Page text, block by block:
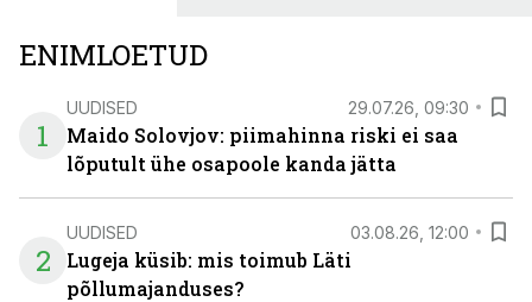
ENIMLOETUD
1
UUDISED 29.07.26, 09:30
Maido Solovjov: piimahinna riski ei saa
lõputult ühe osapoole kanda jätta
2
UUDISED 03.08.26, 12:00
Lugeja küsib: mis toimub Läti
põllumajanduses?